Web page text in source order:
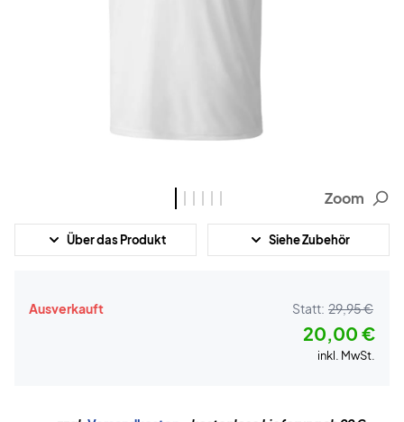
Zoom
Über das Produkt Siehe Zubehör
Ausverkauft Statt: 29,95 €
20,00 €
inkl. MwSt.